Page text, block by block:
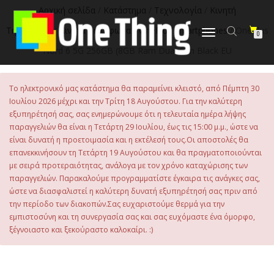
περιεχόμενο
Εναλλαγή
0
Αρχική σελίδα Κατάστημα Τεχνολογία
Κινητή
Τηλεφωνία
/Κινητά Τηλέφωνα /OnePlus Smartphones/ OnePlus
Nord 6 5G 256GB (8GB Ram Dual-Sim Black EU
Το ηλεκτρονικό μας κατάστημα θα παραμείνει κλειστό, από Πέμπτη 30
Ιουλίου 2026 μέχρι και την Τρίτη 18 Αυγούστου. Για την καλύτερη
εξυπηρέτησή σας, σας ενημερώνουμε ότι η τελευταία ημέρα λήψης
παραγγελιών θα είναι η Τετάρτη 29 Ιουλίου, έως τις 15:00 μ.μ., ώστε να
είναι δυνατή η προετοιμασία και η εκτέλεσή τους.Οι αποστολές θα
επανεκκινήσουν τη Τετάρτη 19 Αυγούστου και θα πραγματοποιούνται
με σειρά προτεραιότητας, ανάλογα με τον χρόνο καταχώρισης των
παραγγελιών. Παρακαλούμε προγραμματίστε έγκαιρα τις ανάγκες σας,
ώστε να διασφαλιστεί η καλύτερη δυνατή εξυπηρέτησή σας πριν από
την περίοδο των διακοπών.Σας ευχαριστούμε θερμά για την
εμπιστοσύνη και τη συνεργασία σας και σας ευχόμαστε ένα όμορφο,
ξέγνοιαστο και ξεκούραστο καλοκαίρι. :)